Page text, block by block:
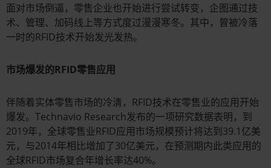
面对市场倒逼，零售企业也开始进行尝试转变，企图通过技
术、管理、加码线上等方式度过漫漫寒冬。其中，曾被冷落
一时的RFID技术开始发光发热。
市场爆发的RFID零售应用
伴随着实体零售市场的冷清，RFID技术在零售业的应用开始
爆发。Technavio Research发布的一项研究数据表明，到
2019年，全球零售业RFID应用市场规模预计将达到39.1亿美
元，与2014年相比增加了30亿美元，在预测期内此类应用的
全球RFID市场复合年增长率达40%。